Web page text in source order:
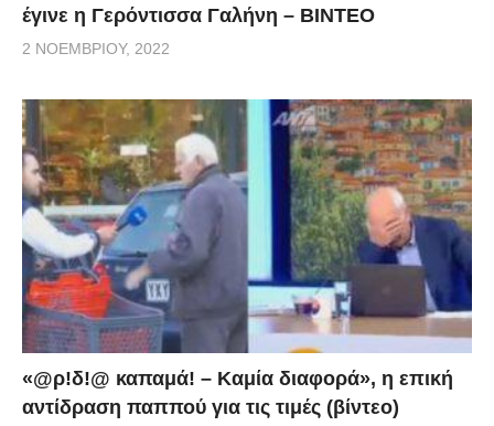
έγινε η Γερόντισσα Γαλήνη – ΒΙΝΤΕΟ
2 ΝΟΕΜΒΡΊΟΥ, 2022
«@ρ!δ!@ καπαμά! – Καμία διαφορά», η επική
αντίδραση παππού για τις τιμές (βίντεο)